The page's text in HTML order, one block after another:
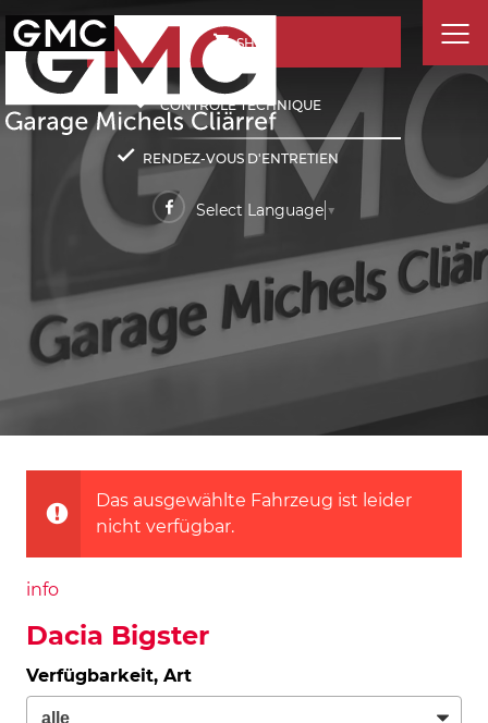
SHOP
CONTRÔLE TECHNIQUE
RENDEZ-VOUS D'ENTRETIEN
Select Language ▼
Das ausgewählte Fahrzeug ist leider
nicht verfügbar.
info
Dacia Bigster
Verfügbarkeit, Art